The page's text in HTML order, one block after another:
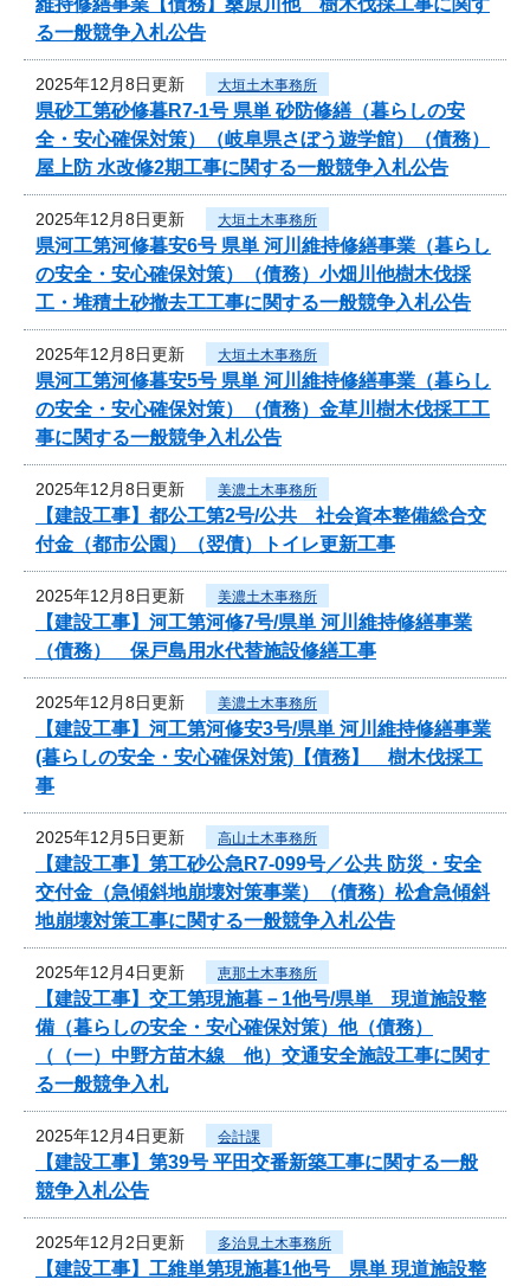
る一般競争入札公告
2025年12月8日更新 大垣土木事務所
県砂工第砂修暮R7-1号 県単 砂防修繕（暮らしの安
全・安心確保対策）（岐阜県さぼう遊学館）（債務）
屋上防 水改修2期工事に関する一般競争入札公告
2025年12月8日更新 大垣土木事務所
県河工第河修暮安6号 県単 河川維持修繕事業（暮らし
の安全・安心確保対策）（債務）小畑川他樹木伐採
工・堆積土砂撤去工工事に関する一般競争入札公告
2025年12月8日更新 大垣土木事務所
県河工第河修暮安5号 県単 河川維持修繕事業（暮らし
の安全・安心確保対策）（債務）金草川樹木伐採工工
事に関する一般競争入札公告
2025年12月8日更新 美濃土木事務所
【建設工事】都公工第2号/公共 社会資本整備総合交
付金（都市公園）（翌債）トイレ更新工事
2025年12月8日更新 美濃土木事務所
【建設工事】河工第河修7号/県単 河川維持修繕事業
（債務） 保戸島用水代替施設修繕工事
2025年12月8日更新 美濃土木事務所
【建設工事】河工第河修安3号/県単 河川維持修繕事業
(暮らしの安全・安心確保対策)【債務】 樹木伐採工
事
2025年12月5日更新 高山土木事務所
【建設工事】第工砂公急R7-099号／公共 防災・安全
交付金（急傾斜地崩壊対策事業）（債務）松倉急傾斜
地崩壊対策工事に関する一般競争入札公告
2025年12月4日更新 恵那土木事務所
【建設工事】交工第現施暮－1他号/県単 現道施設整
備（暮らしの安全・安心確保対策）他（債務）
（（一）中野方苗木線 他）交通安全施設工事に関す
る一般競争入札
2025年12月4日更新 会計課
【建設工事】第39号 平田交番新築工事に関する一般
競争入札公告
2025年12月2日更新 多治見土木事務所
【建設工事】工維単第現施暮1他号 県単 現道施設整